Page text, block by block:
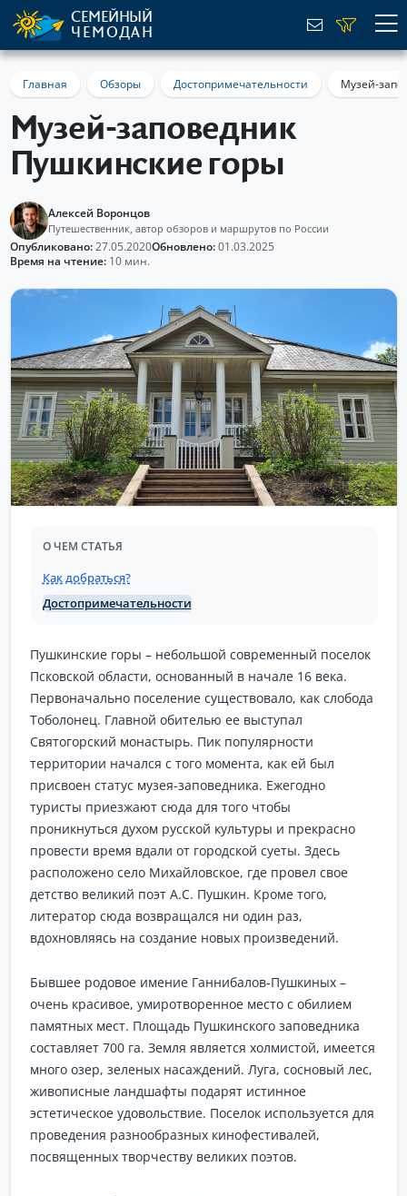
СЕМЕЙНЫЙ
ЧЕМОДАН
Главная Обзоры Достопримечательности Музей-
Музей-заповедник
Пушкинские горы
Алексей Воронцов
Путешественник, автор обзоров и маршрутов по России
Опубликовано:27.05.2020Обновлено:01.03.2025
Время на чтение:10 мин.
Пушкинские горы – небольшой современный поселок
Псковской области, основанный в начале 16 века.
Первоначально поселение существовало, как слобода
Тоболонец. Главной обителью ее выступал
Святогорский монастырь. Пик популярности
территории начался с того момента, как ей был
присвоен статус музея-заповедника. Ежегодно
туристы приезжают сюда для того чтобы
проникнуться духом русской культуры и прекрасно
провести время вдали от городской суеты. Здесь
расположено село Михайловское, где провел свое
детство великий поэт А.С. Пушкин. Кроме того,
литератор сюда возвращался ни один раз,
вдохновляясь на создание новых произведений.
Бывшее родовое имение Ганнибалов-Пушкиных –
очень красивое, умиротворенное место с обилием
памятных мест. Площадь Пушкинского заповедника
составляет 700 га. Земля является холмистой, имеется
много озер, зеленых насаждений. Луга, сосновый лес,
живописные ландшафты подарят истинное
эстетическое удовольствие. Поселок используется для
проведения разнообразных кинофестивалей,
посвященных творчеству великих поэтов.
О ЧЕМ СТАТЬЯ
Как добраться?
Достопримечательности